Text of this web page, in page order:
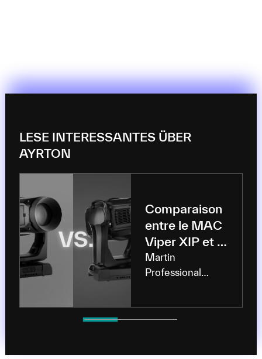
LESE INTERESSANTES ÜBER
AYRTON
Comparaison
entre le MAC
Viper XIP et le
MAC Encore
Two
Martin
Professional
d'application avec